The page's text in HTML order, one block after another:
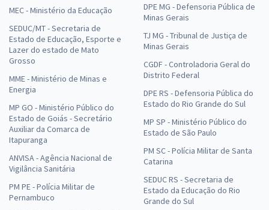
MEC - Ministério da Educação
SEDUC/MT - Secretaria de
Estado de Educação, Esporte e
Lazer do estado de Mato
Grosso
MME - Ministério de Minas e
Energia
MP GO - Ministério Público do
Estado de Goiás - Secretário
Auxiliar da Comarca de
Itapuranga
ANVISA - Agência Nacional de
Vigilância Sanitária
PM PE - Polícia Militar de
Pernambuco
DPE MG - Defensoria Pública de
Minas Gerais
TJ MG - Tribunal de Justiça de
Minas Gerais
CGDF - Controladoria Geral do
Distrito Federal
DPE RS - Defensoria Pública do
Estado do Rio Grande do Sul
MP SP - Ministério Público do
Estado de São Paulo
PM SC - Polícia Militar de Santa
Catarina
SEDUC RS - Secretaria de
Estado da Educação do Rio
Grande do Sul